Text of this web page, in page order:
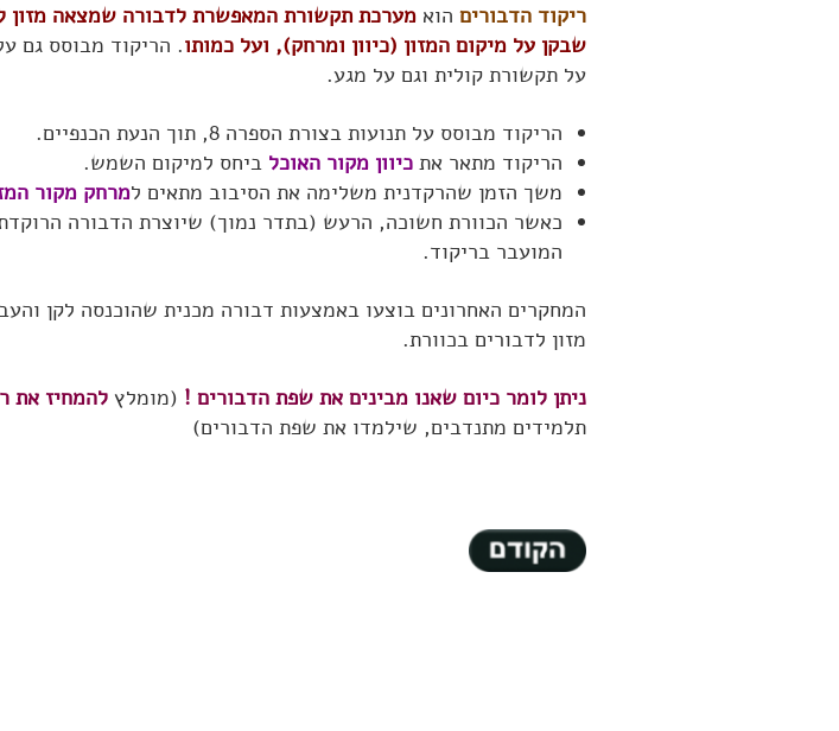
ריקוד הדבורים הוא מערכת תקשורת המאפשרת לדבורה שמצאה מזון
שבקן על מיקום המזון (כיוון ומרחק), ועל כמותו. הריקוד מבוסס גם
על תקשורת קולית וגם על מגע.
הריקוד מבוסס על תנועות בצורת הספרה 8, תוך הנעת הכנפיים.
הריקוד מתאר את כיוון מקור האוכל ביחס למיקום השמש.
משך הזמן שהרקדנית משלימה את הסיבוב מתאים למרחק מקור
כאשר הכוורת חשוכה, הרעש (בתדר נמוך) שיוצרת הדבורה
המועבר בריקוד.
המחקרים האחרונים בוצעו באמצעות דבורה מכנית שהוכנסה לקן
מזון לדבורים בכוורת.
ניתן לומר כיום שאנו מבינים את שפת הדבורים ! (מומלץ להמחיז את
תלמידים מתנדבים, שילמדו את שפת הדבורים)